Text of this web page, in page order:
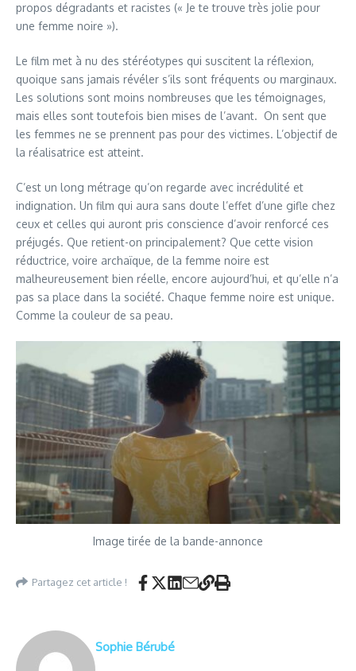
propos dégradants et racistes (« Je te trouve très jolie pour
une femme noire »).
Le film met à nu des stéréotypes qui suscitent la réflexion,
quoique sans jamais révéler s’ils sont fréquents ou marginaux.
Les solutions sont moins nombreuses que les témoignages,
mais elles sont toutefois bien mises de l’avant. On sent que
les femmes ne se prennent pas pour des victimes. L’objectif de
la réalisatrice est atteint.
C’est un long métrage qu’on regarde avec incrédulité et
indignation. Un film qui aura sans doute l’effet d’une gifle chez
ceux et celles qui auront pris conscience d’avoir renforcé ces
préjugés. Que retient-on principalement? Que cette vision
réductrice, voire archaïque, de la femme noire est
malheureusement bien réelle, encore aujourd’hui, et qu’elle n’a
pas sa place dans la société. Chaque femme noire est unique.
Comme la couleur de sa peau.
Image tirée de la bande-annonce
Partagez cet article !
Sophie Bérubé